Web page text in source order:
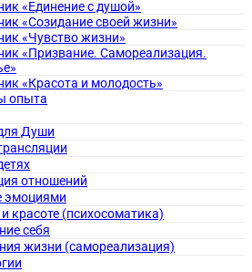
«Единение с душой»
«Созидание своей жизни»
«Чувство жизни»
«Призвание. Самореализация.
«Красота и молодость»
опыта
Души
отношений
эмоциями
красоте (психосоматика)
себя
жизни (самореализация)